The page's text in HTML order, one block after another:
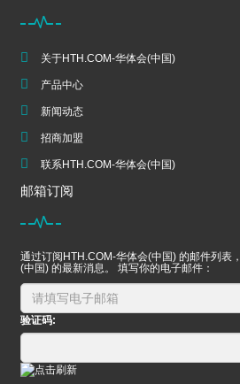
关于HTH.COM-华体会(中国)
产品中心
新闻动态
招商加盟
联系HTH.COM-华体会(中国)
邮箱订阅
通过订阅HTH.COM-华体会(中国) 的邮件列表
(中国) 的最新消息。 填写你的电子邮件：
验证码: